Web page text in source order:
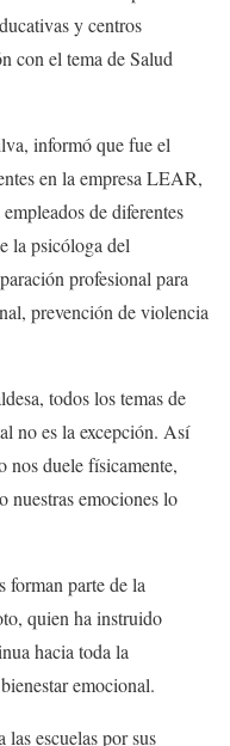
y centros
con el tema de Salud
informó que fue el
en la empresa LEAR,
de diferentes
la psicóloga del
profesional para
prevención de violencia
todos los temas de
no es la excepción. Así
nos duele físicamente,
nuestras emociones lo
forman parte de la
quien ha instruido
hacia toda la
emocional.
las escuelas por sus